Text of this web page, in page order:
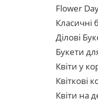
Flower
Класичні
Ділові
Букети
Квіти у
Квіткові
Квіти на